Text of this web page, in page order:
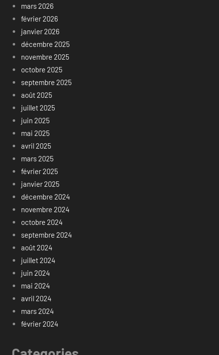
mars 2026
février 2026
janvier 2026
décembre 2025
novembre 2025
octobre 2025
septembre 2025
août 2025
juillet 2025
juin 2025
mai 2025
avril 2025
mars 2025
février 2025
janvier 2025
décembre 2024
novembre 2024
octobre 2024
septembre 2024
août 2024
juillet 2024
juin 2024
mai 2024
avril 2024
mars 2024
février 2024